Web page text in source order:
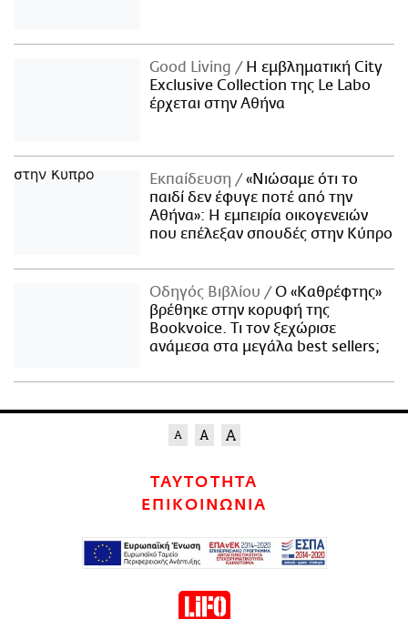
Good Living
Η εμβληματική City
Exclusive Collection της Le Labo
έρχεται στην Αθήνα
Εκπαίδευση
«Νιώσαμε ότι το
παιδί δεν έφυγε ποτέ από την
Αθήνα»: Η εμπειρία οικογενειών
που επέλεξαν σπουδές στην Κύπρο
Οδηγός Βιβλίου
Ο «Καθρέφτης»
βρέθηκε στην κορυφή της
Bookvoice. Τι τον ξεχώρισε
ανάμεσα στα μεγάλα best sellers;
ΤΑΥΤΟΤΗΤΑ
ΕΠΙΚΟΙΝΩΝΙΑ